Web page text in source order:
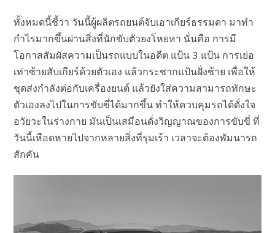
ทั้งหมดนี้ชี้ว่า วันนี้ผู้ผลิตรถยนต์จับเอาเกียร์ธรรมดา มาทำ
กำไรมากขึ้นผ่านสิ่งที่นักขับตัวยงโหยหา นั่นคือ การมี
โอกาสสัมผัสความเป็นรถแบบในอดีต แป้น 3 แป้น การเย่อ
เท่าซ้ายสับเกียร์ด้วยตัวเอง แล้วกระชากแป้นฝั่งซ้าย เพื่อให้
ชุดส่งกำลังต่อกับเครื่องยนต์ แล้วยังใส่ความสามารถทักษะ
ตัวเองลงไปในการขับขี่ได้มากขึ้น ทำให้ควบคุมรถได้ดั่งใจ
อวัยวะในร่างกาย มันเป็นเสมือนดั่งวิญญาณของการขับขี่ ที่
วันนี้เหือดหายไปจากหลายสิ่งที่รุมเร้า เวลาจะต้องพัมนารถ
สักคัน